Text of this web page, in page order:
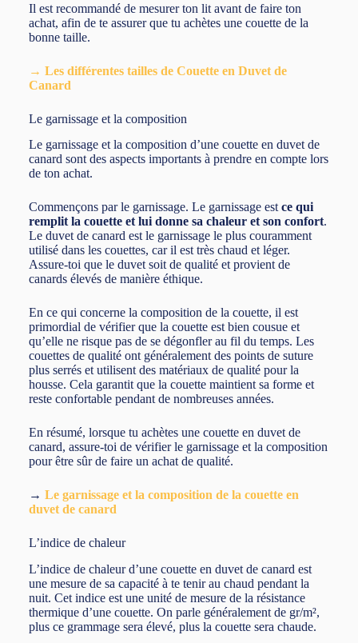
Il est recommandé de mesurer ton lit avant de faire ton
achat, afin de te assurer que tu achètes une couette de la
bonne taille.
→ Les différentes tailles de Couette en Duvet de
Canard
Le garnissage et la composition
Le garnissage et la composition d’une couette en duvet de
canard sont des aspects importants à prendre en compte lors
de ton achat.
Commençons par le garnissage. Le garnissage est ce qui
remplit la couette et lui donne sa chaleur et son confort.
Le duvet de canard est le garnissage le plus couramment
utilisé dans les couettes, car il est très chaud et léger.
Assure-toi que le duvet soit de qualité et provient de
canards élevés de manière éthique.
En ce qui concerne la composition de la couette, il est
primordial de vérifier que la couette est bien cousue et
qu’elle ne risque pas de se dégonfler au fil du temps. Les
couettes de qualité ont généralement des points de suture
plus serrés et utilisent des matériaux de qualité pour la
housse. Cela garantit que la couette maintient sa forme et
reste confortable pendant de nombreuses années.
En résumé, lorsque tu achètes une couette en duvet de
canard, assure-toi de vérifier le garnissage et la composition
pour être sûr de faire un achat de qualité.
→ Le garnissage et la composition de la couette en
duvet de canard
L’indice de chaleur
L’indice de chaleur d’une couette en duvet de canard est
une mesure de sa capacité à te tenir au chaud pendant la
nuit. Cet indice est une unité de mesure de la résistance
thermique d’une couette. On parle généralement de gr/m²,
plus ce grammage sera élevé, plus la couette sera chaude.